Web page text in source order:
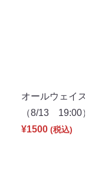
オールウェイズ
（8/13 19:00）
¥1500 (税込)